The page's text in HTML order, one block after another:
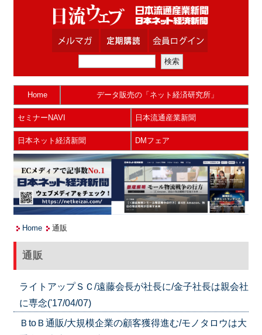
Home データ販売の「ネット経済研究所」
セミナーNAVI 日本流通産業新聞
日本ネット経済新聞 DMフェア
Home 通販
通販
ライトアップＳＣ/遠藤会長が社長に/金子社長は親会社
に専念('17/04/07)
ＢtoＢ通販/大規模企業の顧客獲得進む/モノタロウは大